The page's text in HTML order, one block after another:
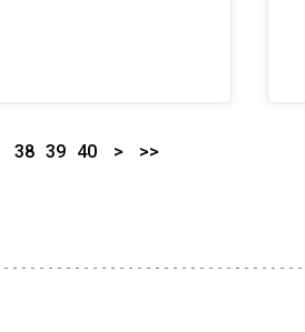
38 39 40 > >>